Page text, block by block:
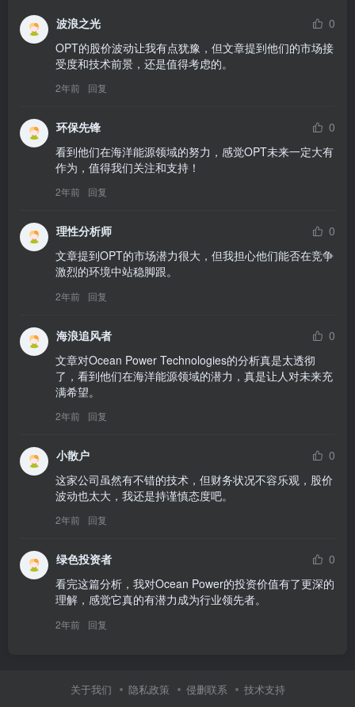
波浪之光
0
OPT的股价波动让我有点犹豫，但文章提到他们的市场接
受度和技术前景，还是值得考虑的。
2年前 回复
环保先锋
0
看到他们在海洋能源领域的努力，感觉OPT未来一定大有
作为，值得我们关注和支持！
2年前 回复
理性分析师
0
文章提到OPT的市场潜力很大，但我担心他们能否在竞争
激烈的环境中站稳脚跟。
2年前 回复
海浪追风者
0
文章对Ocean Power Technologies的分析真是太透彻
了，看到他们在海洋能源领域的潜力，真是让人对未来充
满希望。
2年前 回复
小散户
0
这家公司虽然有不错的技术，但财务状况不容乐观，股价
波动也太大，我还是持谨慎态度吧。
2年前 回复
绿色投资者
0
看完这篇分析，我对Ocean Power的投资价值有了更深的
理解，感觉它真的有潜力成为行业领先者。
2年前 回复
关于我们 隐私政策 侵删联系 技术支持